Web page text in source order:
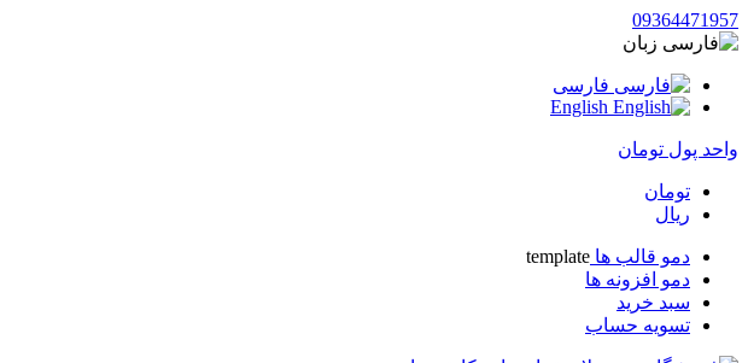
09364471957
زبان
فارسی
واحد پول تومان
تومان
ریال
دمو قالب ها template
دمو افزونه ها
سبد خرید
تسویه حساب